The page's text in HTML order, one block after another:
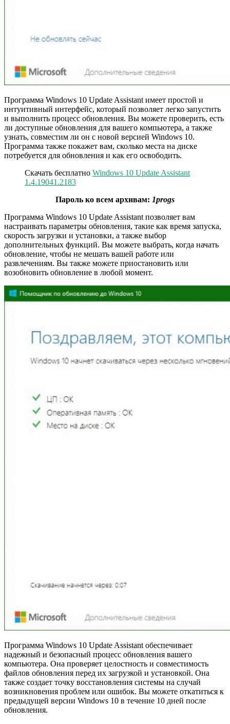
Программа Windows 10 Update Assistant имеет простой и
интуитивный интерфейс, который позволяет легко запустить
и выполнить процесс обновления. Вы можете проверить, есть
ли доступные обновления для вашего компьютера, а также
узнать, совместим ли он с новой версией Windows 10.
Программа также покажет вам, сколько места на диске
потребуется для обновления и как его освободить.
Скачать бесплатно Windows 10 Update Assistant
1.4.19041.2183
Пароль ко всем архивам: 1progs
Программа Windows 10 Update Assistant позволяет вам
настраивать параметры обновления, такие как время запуска,
скорость загрузки и установки, а также выбор
дополнительных функций. Вы можете выбрать, когда начать
обновление, чтобы не мешать вашей работе или
развлечениям. Вы также можете приостановить или
возобновить обновление в любой момент.
Программа Windows 10 Update Assistant обеспечивает
надежный и безопасный процесс обновления вашего
компьютера. Она проверяет целостность и совместимость
файлов обновления перед их загрузкой и установкой. Она
также создает точку восстановления системы на случай
возникновения проблем или ошибок. Вы можете откатиться к
предыдущей версии Windows 10 в течение 10 дней после
обновления.